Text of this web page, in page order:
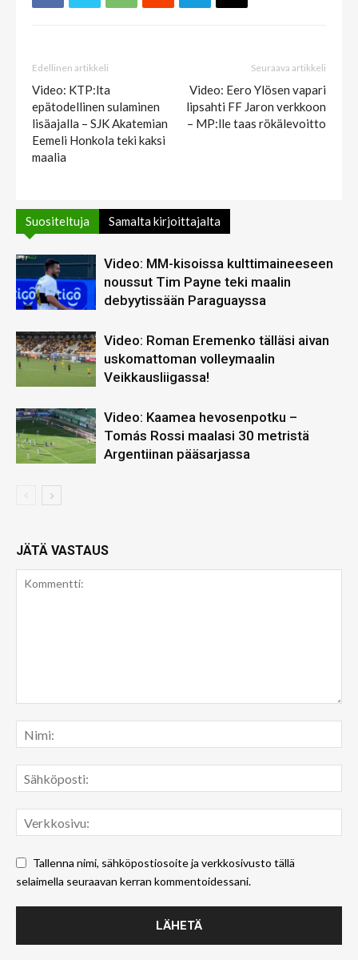
Edellinen artikkeli
Video: KTP:lta
epätodellinen sulaminen
lisäajalla – SJK Akatemian
Eemeli Honkola teki kaksi
maalia
Seuraava artikkeli
Video: Eero Ylösen vapari
lipsahti FF Jaron verkkoon
– MP:lle taas rökälevoitto
Suositeltuja Samalta kirjoittajalta
Video: MM-kisoissa kulttimaineeseen
noussut Tim Payne teki maalin
debyytissään Paraguayssa
Video: Roman Eremenko tälläsi aivan
uskomattoman volleymaalin
Veikkausliigassa!
Video: Kaamea hevosenpotku –
Tomás Rossi maalasi 30 metristä
Argentiinan pääsarjassa
JÄTÄ VASTAUS
Tallenna nimi, sähköpostiosoite ja verkkosivusto tällä
selaimella seuraavan kerran kommentoidessani.